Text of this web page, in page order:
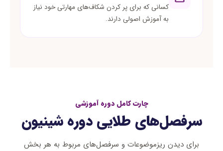
کسانی که برای پر کردن شکاف‌های مهارتی خود نیاز
به آموزش اصولی دارند.
چارت کامل دوره آموزشی
سرفصل‌های طلایی دوره شینیون
برای دیدن ریزموضوعات و سرفصل‌های مربوط به هر بخش